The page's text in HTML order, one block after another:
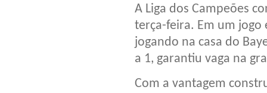
A Liga dos Campeões
terça-feira. Em um
jogando na casa do
a 1, garantiu vaga na
Com a vantagem